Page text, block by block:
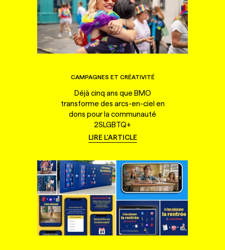
CAMPAGNES ET CRÉATIVITÉ
Déjà cinq ans que BMO
transforme des arcs-en-ciel en
dons pour la communauté
2SLGBTQ+
LIRE L'ARTICLE